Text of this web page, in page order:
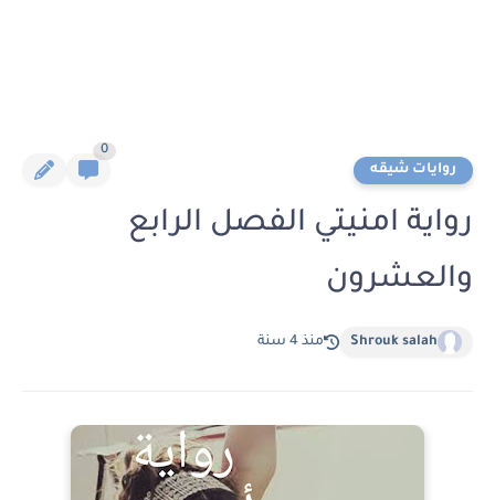
روايات شيقه
0
رواية امنيتي الفصل الرابع
والعشرون
Shrouk salah منذ 4 سنة